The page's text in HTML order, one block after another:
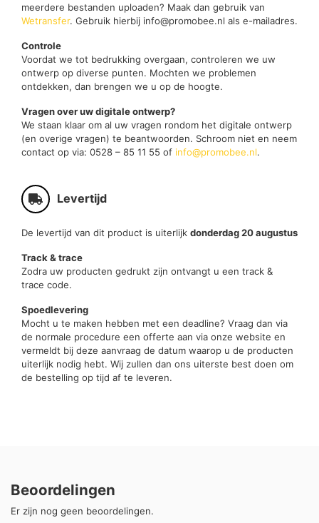
meerdere bestanden uploaden? Maak dan gebruik van
Wetransfer. Gebruik hierbij info@promobee.nl als e-mailadres.
Controle
Voordat we tot bedrukking overgaan, controleren we uw
ontwerp op diverse punten. Mochten we problemen
ontdekken, dan brengen we u op de hoogte.
Vragen over uw digitale ontwerp?
We staan klaar om al uw vragen rondom het digitale ontwerp
(en overige vragen) te beantwoorden. Schroom niet en neem
contact op via: 0528 – 85 11 55 of info@promobee.nl.
Levertijd
De levertijd van dit product is uiterlijk donderdag 20 augustus
Track & trace
Zodra uw producten gedrukt zijn ontvangt u een track &
trace code.
Spoedlevering
Mocht u te maken hebben met een deadline? Vraag dan via
de normale procedure een offerte aan via onze website en
vermeldt bij deze aanvraag de datum waarop u de producten
uiterlijk nodig hebt. Wij zullen dan ons uiterste best doen om
de bestelling op tijd af te leveren.
Beoordelingen
Er zijn nog geen beoordelingen.